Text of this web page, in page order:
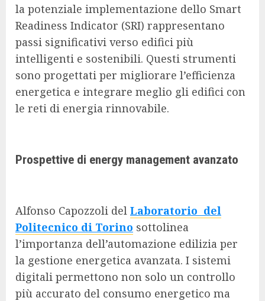
la potenziale implementazione dello Smart
Readiness Indicator (SRI) rappresentano
passi significativi verso edifici più
intelligenti e sostenibili. Questi strumenti
sono progettati per migliorare l’efficienza
energetica e integrare meglio gli edifici con
le reti di energia rinnovabile.
Prospettive di energy management avanzato
Alfonso Capozzoli del Laboratorio del
Politecnico di Torino sottolinea
l’importanza dell’automazione edilizia per
la gestione energetica avanzata. I sistemi
digitali permettono non solo un controllo
più accurato del consumo energetico ma